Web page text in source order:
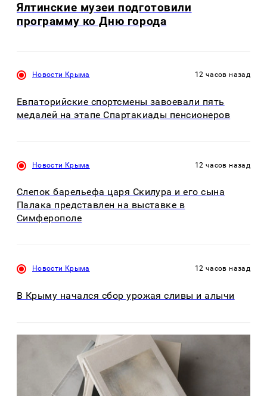
Ялтинские музеи подготовили
программу ко Дню города
Новости Крыма 12 часов назад
Евпаторийские спортсмены завоевали пять
медалей на этапе Спартакиады пенсионеров
Новости Крыма 12 часов назад
Слепок барельефа царя Скилура и его сына
Палака представлен на выставке в
Симферополе
Новости Крыма 12 часов назад
В Крыму начался сбор урожая сливы и алычи